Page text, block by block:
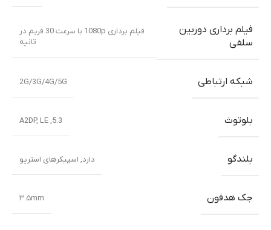
فیلم برداری دوربین
سلفی
فیلم برداری 1080p با سرعت 30 فریم در
ثانیه
شبکه ارتباطی 2G/3G/4G/5G
بلوتوث 5.3, A2DP, LE
بلندگو دارد, اسپیکرهای استریو
جک هدفون ۳.۵mm